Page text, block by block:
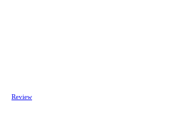
Review